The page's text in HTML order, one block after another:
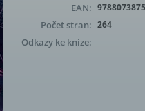
EAN:
Počet stran: 264
Odkazy ke knize: